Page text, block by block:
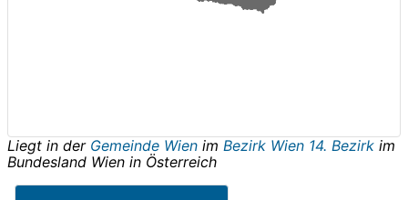
Liegt in der Gemeinde Wien im Bezirk Wien 14. Bezirk im
Bundesland Wien in Österreich